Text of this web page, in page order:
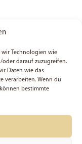
Technologien wie
oder darauf zuzugreifen.
Daten wie das
verarbeiten. Wenn du
bestimmte